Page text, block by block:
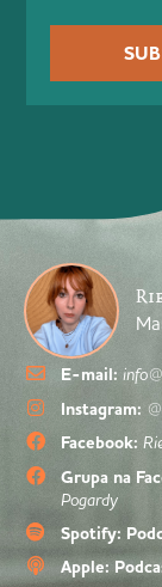
E-mail:
Instagram:
Facebook:
Grupa na
Pogardy
Spotify:
Apple: